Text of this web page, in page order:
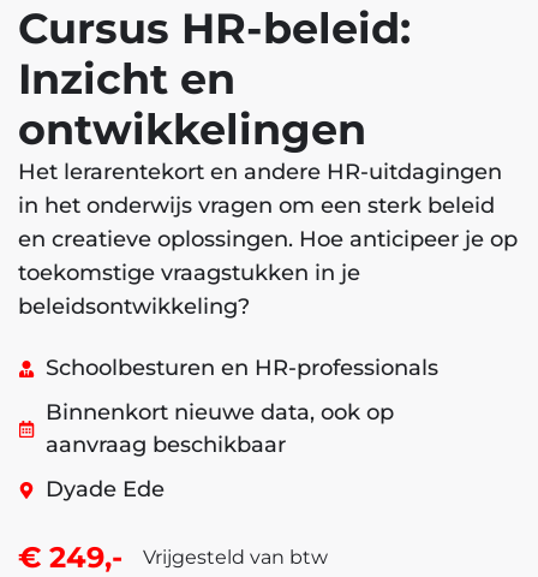
Cursus HR-beleid:
Inzicht en
ontwikkelingen
Het lerarentekort en andere HR-uitdagingen
in het onderwijs vragen om een sterk beleid
en creatieve oplossingen. Hoe anticipeer je op
toekomstige vraagstukken in je
beleidsontwikkeling?
Schoolbesturen en HR-professionals
Binnenkort nieuwe data, ook op
aanvraag beschikbaar
Dyade Ede
€ 249,- Vrijgesteld van btw